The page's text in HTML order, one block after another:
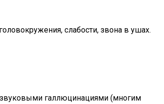
слабости, звона в ушах.
галлюцинациями (многим